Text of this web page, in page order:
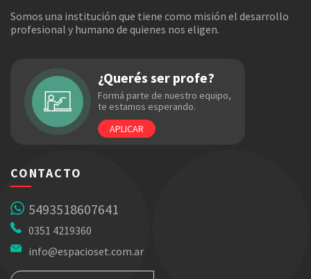
Somos una institución que tiene como misión el desarrollo
profesional y humano de quienes nos eligen.
¿Querés ser profe?
Formá parte de nuestro equipo,
te estamos esperando.
APLICAR
CONTACTO
5493518607641
0351 4219360
info@espacioset.com.ar